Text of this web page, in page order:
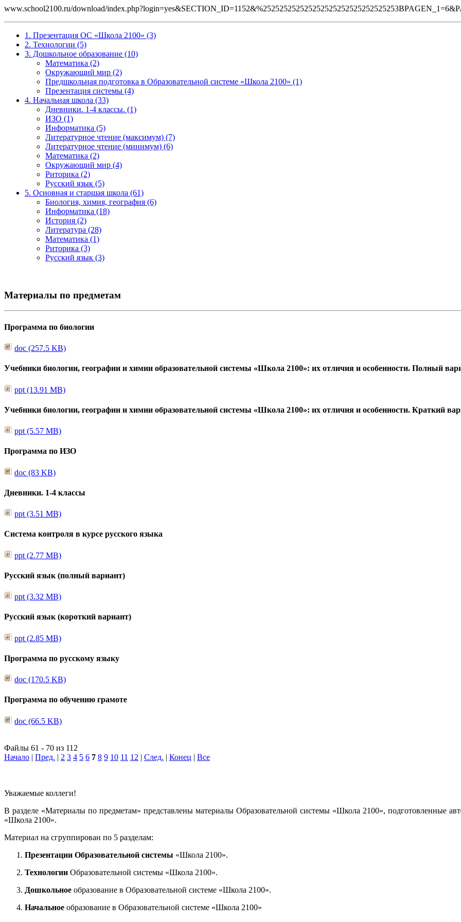
www.school2100.ru/download/
1. Презентация ОС «Школа 2100» (3)
2. Технологии (5)
3. Дошкольное образование (10)
Математика (2)
Окружающий мир (2)
Предшкольная подготовка в Образовательной системе «Школа 2100» (1)
Презентация системы (4)
4. Начальная школа (33)
Дневники. 1-4 классы. (1)
ИЗО (1)
Информатика (5)
Литературное чтение (максимум) (7)
Литературное чтение (минимум) (6)
Математика (2)
Окружающий мир (4)
Риторика (2)
Русский язык (5)
5. Основная и старшая школа (61)
Биология, химия, география (6)
Информатика (18)
История (2)
Литература (28)
Математика (1)
Риторика (3)
Русский язык (3)
Материалы по предметам
Программа по биологии
doc (257.5 KB)
Учебники биологии, географии и химии образовательной системы «Школа 2100»: их отличия и особенности. Полный
ppt (13.91 MB)
Учебники биологии, географии и химии образовательной системы «Школа 2100»: их отличия и особенности. Краткий
ppt (5.57 MB)
Программа по ИЗО
doc (83 KB)
Дневники. 1-4 классы
ppt (3.51 MB)
Система контроля в курсе русского языка
ppt (2.77 MB)
Русский язык (полный вариант)
ppt (3.32 MB)
Русский язык (короткий вариант)
ppt (2.85 MB)
Программа по русскому языку
doc (170.5 KB)
Программа по обучению грамоте
doc (66.5 KB)
Файлы 61 - 70 из 112
Начало | Пред. | 2 3 4 5 6 7 8 9 10 11 12 | След. | Конец | Все
Уважаемые коллеги!
В разделе «Материалы по предметам» представлены материалы Образовательной системы «Школа 2100», подготовленные
«Школа 2100».
Материал на сгруппирован по 5 разделам:
Презентации Образовательной системы «Школа 2100».
Технологии Образовательной системы «Школа 2100».
Дошкольное образование в Образовательной системе «Школа 2100».
Начальное образование в Образовательной системе «Школа 2100»